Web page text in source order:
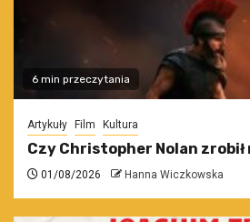
6 min przeczytania
Artykuły Film Kultura
Czy Christopher Nolan zrobił
01/08/2026 Hanna Wiczkowska